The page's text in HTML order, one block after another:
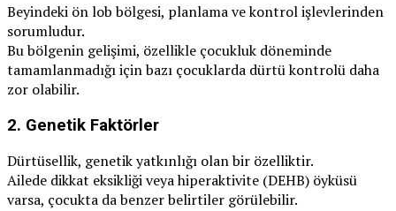
Beyindeki ön lob bölgesi, planlama ve kontrol işlevlerinden
sorumludur.
Bu bölgenin gelişimi, özellikle çocukluk döneminde
tamamlanmadığı için bazı çocuklarda dürtü kontrolü daha
zor olabilir.
2. Genetik Faktörler
Dürtüsellik, genetik yatkınlığı olan bir özelliktir.
Ailede dikkat eksikliği veya hiperaktivite (DEHB) öyküsü
varsa, çocukta da benzer belirtiler görülebilir.